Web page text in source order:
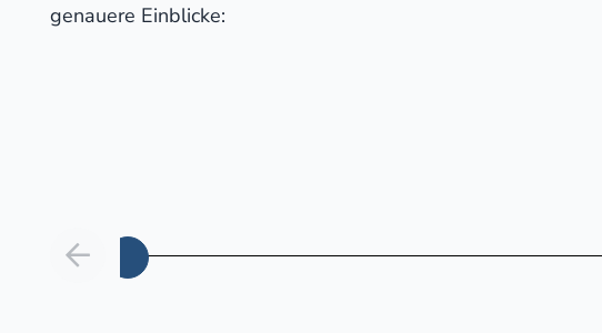
genauere Einblicke:
Vorheriges